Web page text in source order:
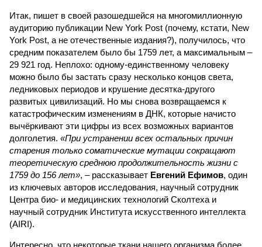
Итак, пишет в своей разошедшейся на многомиллионную
аудиторию публикации New York Post (почему, кстати, New
York Post, а не отечественные издания?), получилось, что
средним показателем было бы 1759 лет, а максимальным –
29 921 год. Неплохо: одному-единственному человеку
можно было бы застать сразу несколько концов света,
ледниковых периодов и крушение десятка-другого
развитых цивилизаций. Но мы снова возвращаемся к
катастрофическим изменениям в ДНК, которые начисто
вычёркивают эти цифры из всех возможных вариантов
долголетия. «При устранении всех остальных причин
старения только соматические мутации сокращают
теоретическую среднюю продолжительность жизни с
1759 до 156 лет», – рассказывает Евгений Ефимов, один
из ключевых авторов исследования, научный сотрудник
Центра био- и медицинских технологий Сколтеха и
научный сотрудник Института искусственного интеллекта
(AIRI).
Интересно, что некоторые ткани нашего организма более